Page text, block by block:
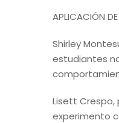
APLICACIÓN
Shirley
estudiantes
Lisett Crespo,
experimento